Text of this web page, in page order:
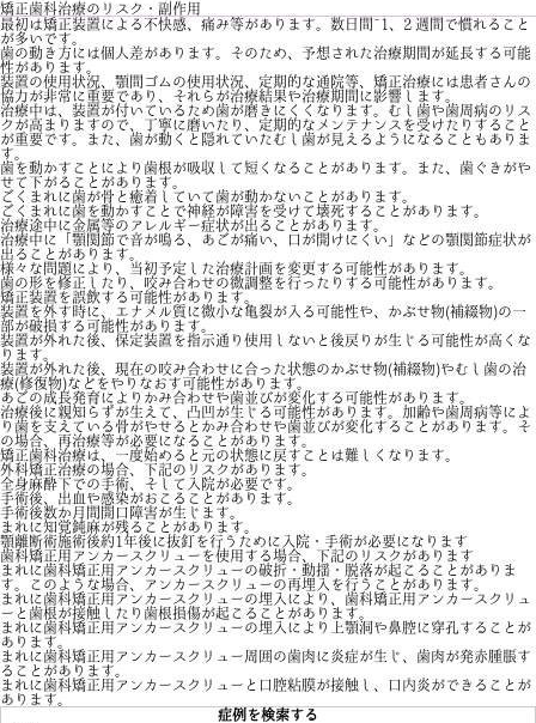
矯正歯科治療のリスク・副作用
最初は矯正装置による不快感、痛み等があります。数日間~1、2 週間で慣れること
が多いです。
歯の動き方には個人差があります。そのため、予想された治療期間が延長する可能
性があります。
装置の使用状況、顎間ゴムの使用状況、定期的な通院等、矯正治療には患者さんの
協力が非常に重要であり、それらが治療結果や治療期間に影響します。
治療中は、装置が付いているため歯が磨きにくくなります。むし歯や歯周病のリス
クが高まりますので、丁寧に磨いたり、定期的なメンテナンスを受けたりすること
が重要です。また、歯が動くと隠れていたむし歯が見えるようになることもありま
す。
歯を動かすことにより歯根が吸収して短くなることがあります。また、歯ぐきがや
せて下がることがあります。
ごくまれに歯が骨と癒着していて歯が動かないことがあります。
ごくまれに歯を動かすことで神経が障害を受けて壊死することがあります。
治療途中に金属等のアレルギー症状が出ることがあります。
治療中に「顎関節で音が鳴る、あごが痛い、口が開けにくい」などの顎関節症状が
出ることがあります。
様々な問題により、当初予定した治療計画を変更する可能性があります。
歯の形を修正したり、咬み合わせの微調整を行ったりする可能性があります。
矯正装置を誤飲する可能性があります。
装置を外す時に、エナメル質に微小な亀裂が入る可能性や、かぶせ物(補綴物)の一
部が破損する可能性があります。
装置が外れた後、保定装置を指示通り使用しないと後戻りが生じる可能性が高くな
ります。
装置が外れた後、現在の咬み合わせに合った状態のかぶせ物(補綴物)やむし歯の治
療(修復物)などをやりなおす可能性があります。
あごの成長発育によりかみ合わせや歯並びが変化する可能性があります。
治療後に親知らずが生えて、凸凹が生じる可能性があります。加齢や歯周病等によ
り歯を支えている骨がやせるとかみ合わせや歯並びが変化することがあります。そ
の場合、再治療等が必要になることがあります。
矯正歯科治療は、一度始めると元の状態に戻すことは難しくなります。
外科矯正治療の場合、下記のリスクがあります。
全身麻酔下での手術、そして入院が必要です。
手術後、出血や感染がおこることがあります。
手術後数か月間開口障害が生じます。
まれに知覚鈍麻が残ることがあります。
顎離断術施術後約1年後に抜釘を行うために入院・手術が必要になります
歯科矯正用アンカースクリューを使用する場合、下記のリスクがあります
まれに歯科矯正用アンカースクリューの破折・動揺・脱落が起こることがありま
す。このような場合、アンカースクリューの再埋入を行うことがあります。
まれに歯科矯正用アンカースクリューの埋入により、歯科矯正用アンカースクリュ
ーと歯根が接触したり歯根損傷が起こることがあります。
まれに歯科矯正用アンカースクリューの埋入により上顎洞や鼻腔に穿孔することが
あります。
まれに歯科矯正用アンカースクリュー周囲の歯肉に炎症が生じ、歯肉が発赤腫脹す
ることがあります。
まれに歯科矯正用アンカースクリューと口腔粘膜が接触し、口内炎ができることが
あります。
症例を検索する